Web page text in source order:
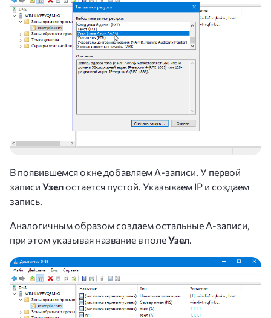
В появившемся окне добавляем А-записи. У первой
записи Узелостается пустой. Указываем IP и создаем
запись.
Аналогичным образом создаем остальные А-записи,
при этом указывая название в полеУзел.